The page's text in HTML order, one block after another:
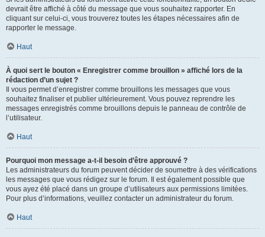
devrait être affiché à côté du message que vous souhaitez rapporter. En
cliquant sur celui-ci, vous trouverez toutes les étapes nécessaires afin de
rapporter le message.
Haut
À quoi sert le bouton « Enregistrer comme brouillon » affiché lors de la
rédaction d’un sujet ?
Il vous permet d’enregistrer comme brouillons les messages que vous
souhaitez finaliser et publier ultérieurement. Vous pouvez reprendre les
messages enregistrés comme brouillons depuis le panneau de contrôle de
l’utilisateur.
Haut
Pourquoi mon message a-t-il besoin d’être approuvé ?
Les administrateurs du forum peuvent décider de soumettre à des vérifications
les messages que vous rédigez sur le forum. Il est également possible que
vous ayez été placé dans un groupe d’utilisateurs aux permissions limitées.
Pour plus d’informations, veuillez contacter un administrateur du forum.
Haut